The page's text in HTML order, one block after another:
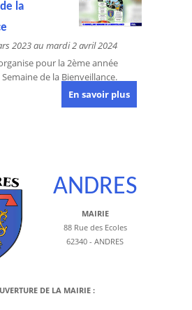
la
2023 au mardi 2 avril 2024
pour la 2ème année
de la Bienveillance.
En savoir plus
ANDRES
MAIRIE
88 Rue des Ecoles
62340 - ANDRES
DE LA MAIRIE :